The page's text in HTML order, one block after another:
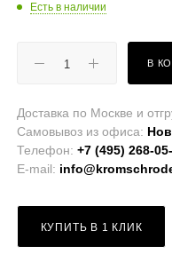
Есть в наличии
В
Доставка по Москве и
Самовывоз из офиса:
Телефон:+7 (495) 268-
E-mail:
КУПИТЬ В 1 КЛИК